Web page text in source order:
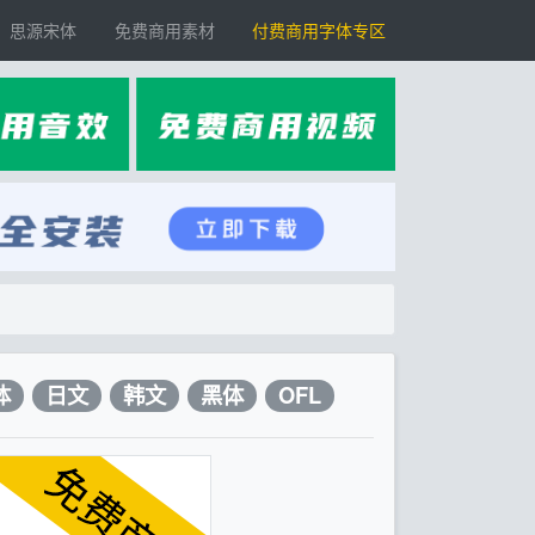
思源宋体 免费商用素材 付费商用字体专区
日文 韩文 黑体 OFL